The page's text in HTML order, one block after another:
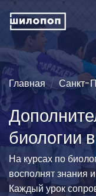
Главная Санкт-
биологии
На курсах по
восполнят знания
Каждый урок